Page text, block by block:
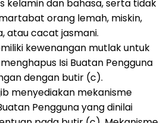
kelamin dan bahasa, serta tidak
orang lemah, miskin,
atau cacat jasmani.
kewenangan mutlak untuk
Isi Buatan Pengguna
dengan butir (c).
menyediakan mekanisme
Pengguna yang dinilai